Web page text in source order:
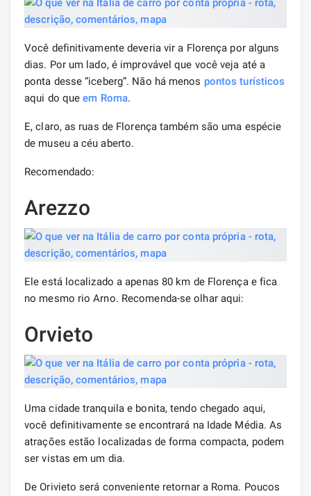
Você definitivamente deveria vir a Florença por alguns
dias. Por um lado, é improvável que você veja até a
ponta desse “iceberg”. Não há menos pontos turísticos
aqui do queem Roma.
E, claro, as ruas de Florença também são uma espécie
de museu a céu aberto.
Recomendado:
Arezzo
Ele está localizado a apenas 80 km de Florença e fica
no mesmo rio Arno. Recomenda-se olhar aqui:
Orvieto
Uma cidade tranquila e bonita, tendo chegado aqui,
você definitivamente se encontrará na Idade Média. As
atrações estão localizadas de forma compacta, podem
ser vistas em um dia.
De Orivieto será conveniente retornar a Roma. Poucos